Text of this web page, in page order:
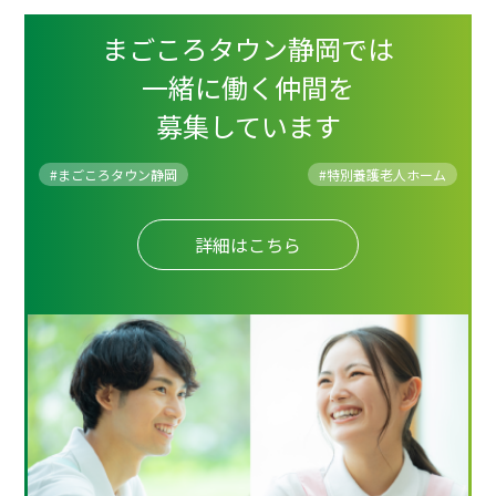
まごころタウン静岡では
一緒に働く仲間を
募集しています
#まごころタウン静岡 #特別養護老人ホーム
詳細はこちら